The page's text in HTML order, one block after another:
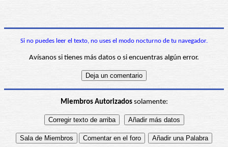
Si no puedes leer el texto, no uses el modo nocturno de tu navegador.
Avísanos si tienes más datos o si encuentras algún error.
Miembros Autorizadossolamente: